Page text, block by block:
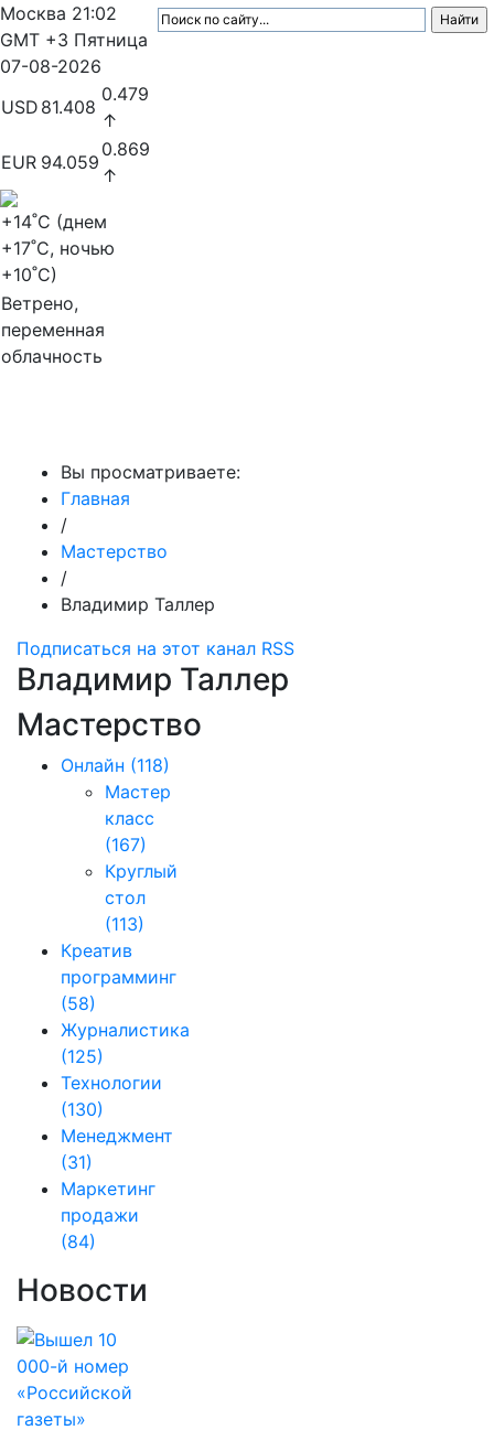
Москва 21:02
GMT +3 Пятница
07-08-2026
USD 81.408
0.479
↑
EUR 94.059
0.869
↑
+14˚C (днем
+17˚C, ночью
+10˚C)
Ветрено,
переменная
облачность
Вы просматриваете:
Главная
/
Мастерство
/
Владимир Таллер
Подписаться на этот канал RSS
Владимир Таллер
Мастерство
Онлайн (118)
Мастер
класс
(167)
Круглый
стол
(113)
Креатив
программинг
(58)
Журналистика
(125)
Технологии
(130)
Менеджмент
(31)
Маркетинг
продажи
(84)
Новости